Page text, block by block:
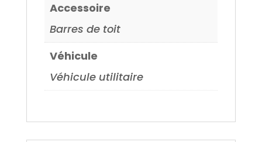
Accessoire
Barres de toit
Véhicule
Véhicule utilitaire